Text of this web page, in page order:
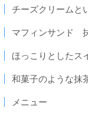
チーズクリームと
マフィンサンド
ほっこりとしたス
和菓子のような抹
メニュー